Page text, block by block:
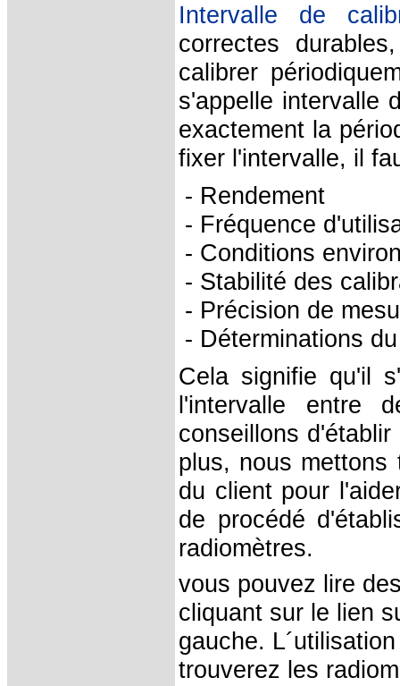
Intervalle de
correctes
calibrer
s'appelle intervalle
exactement la
fixer l'intervalle, il
- Rendement
- Fréquence
- Conditions
- Stabilité des
- Précision de
- Déterminations
Cela signifie qu'il
l'intervalle entre
conseillons
plus, nous mettons
du client pour
de procédé
radiomètres.
vous pouvez lire
cliquant sur le lien
gauche.
trouverez les